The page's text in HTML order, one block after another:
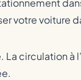
votre voiture
circulation à